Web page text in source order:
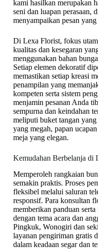
kami hasilkan merupakan
seni dan luapan perasaan,
menyampaikan pesan
Di Lexa Florist, fokus
kualitas dan kesegaran
menggunakan bahan
Setiap elemen dekoratif
memastikan setiap kreasi
penampilan yang
kompeten serta sistem
menjamin pesanan Anda
sempurna dan keindahan
meliputi buket tangan
yang megah, papan
meja yang elegan.
Kemudahan Berbelanja
Memperoleh rangkaian
semakin praktis. Proses
fleksibel melalui saluran
responsif. Para konsultan
memberikan panduan
dengan tema acara dan
Pingkuk, Wonogiri dan
layanan pengiriman gratis
dalam keadaan segar dan